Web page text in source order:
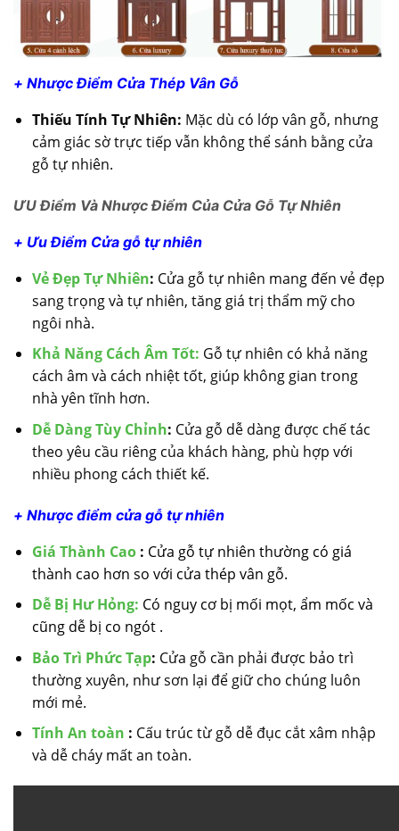
+ Nhược Điểm Cửa Thép Vân Gỗ
Thiếu Tính Tự Nhiên: Mặc dù có lớp vân gỗ, nhưng
cảm giác sờ trực tiếp vẫn không thể sánh bằng cửa
gỗ tự nhiên.
ƯU Điểm Và Nhược Điểm Của Cửa Gỗ Tự Nhiên
+ Ưu Điểm Cửa gỗ tự nhiên
Vẻ Đẹp Tự Nhiên: Cửa gỗ tự nhiên mang đến vẻ đẹp
sang trọng và tự nhiên, tăng giá trị thẩm mỹ cho
ngôi nhà.
Khả Năng Cách Âm Tốt: Gỗ tự nhiên có khả năng
cách âm và cách nhiệt tốt, giúp không gian trong
nhà yên tĩnh hơn.
Dễ Dàng Tùy Chỉnh: Cửa gỗ dễ dàng được chế tác
theo yêu cầu riêng của khách hàng, phù hợp với
nhiều phong cách thiết kế.
+ Nhược điểm cửa gỗ tự nhiên
Giá Thành Cao: Cửa gỗ tự nhiên thường có giá
thành cao hơn so với cửa thép vân gỗ.
Dễ Bị Hư Hỏng: Có nguy cơ bị mối mọt, ẩm mốc và
cũng dễ bị co ngót .
Bảo Trì Phức Tạp: Cửa gỗ cần phải được bảo trì
thường xuyên, như sơn lại để giữ cho chúng luôn
mới mẻ.
Tính An toàn : Cấu trúc từ gỗ dễ đục cắt xâm nhập
và dễ cháy mất an toàn.